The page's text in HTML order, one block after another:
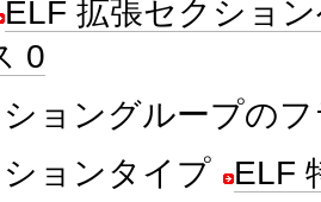
ELF 拡張セクショ
0
ョングループの
ョンタイプ
ELF